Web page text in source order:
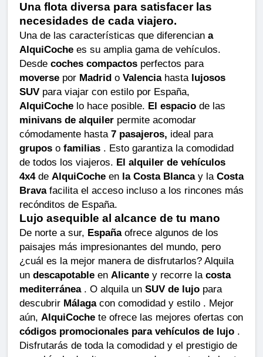
Una flota diversa para satisfacer las
necesidades de cada viajero.
Una de las características que diferencian a
AlquiCoche es su amplia gama de vehículos.
Desde coches compactos perfectos para
moverse por Madrid o Valenciahasta lujosos
SUV para viajar con estilo por España,
AlquiCoche lo hace posible. El espacio de las
minivans de alquiler permite acomodar
cómodamente hasta 7 pasajeros, ideal para
grupos o familias . Esto garantiza la comodidad
de todos los viajeros. El alquiler de vehículos
4x4de AlquiCoche en la Costa Blancay la Costa
Bravafacilita el acceso incluso a los rincones más
recónditos de España.
Lujo asequible al alcance de tu mano
De norte a sur, Españaofrece algunos de los
paisajes más impresionantes del mundo, pero
¿cuál es la mejor manera de disfrutarlos? Alquila
un descapotable en Alicante y recorre la costa
mediterránea. O alquila un SUV de lujo para
descubrir Málagacon comodidad y estilo . Mejor
aún, AlquiCoche te ofrece las mejores ofertas con
códigos promocionales para vehículos de lujo .
Disfrutarás de toda la comodidad y el prestigio de